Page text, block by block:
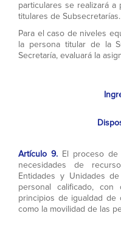
particulares se realizará a
titulares de Subsecretarías.
Para el caso de niveles
la persona titular de la
Secretaría, evaluará la
Artículo 9. El proceso
necesidades de
Entidades y Unidades
personal calificado,
principios de igualdad de
como la movilidad de las